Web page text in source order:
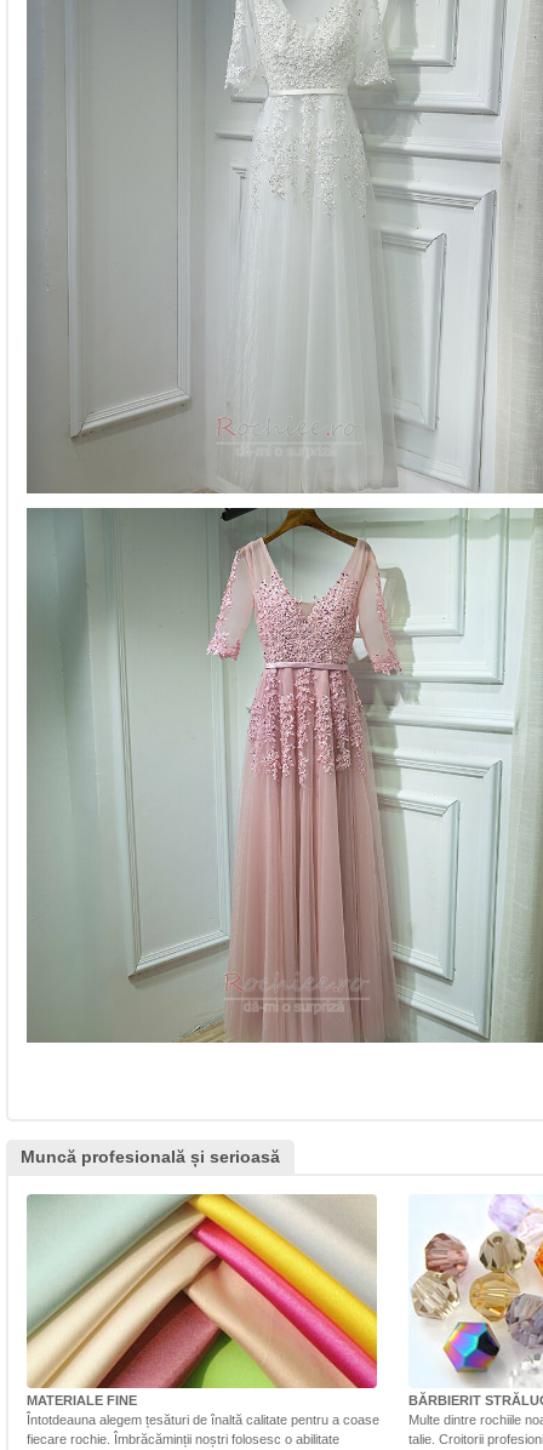
Muncă profesională și serioasă
MATERIALE FINE
Întotdeauna alegem țesături de înaltă calitate pentru a coase
fiecare rochie. Îmbrăcăminții noștri folosesc o abilitate
BĂRBIERIT
Multe dintre rochiile
talie. Croitorii